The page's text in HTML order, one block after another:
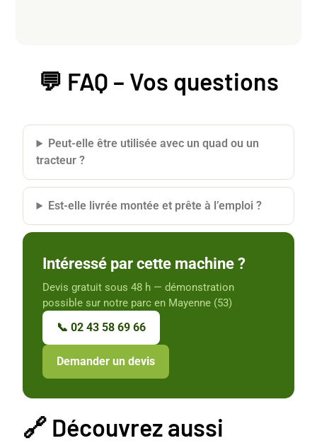
💬 FAQ – Vos questions
Peut-elle être utilisée avec un quad ou un
tracteur ?
Est-elle livrée montée et prête à l’emploi ?
Intéressé par cette machine ?
Devis gratuit sous 48 h — démonstration
possible sur notre parc en Mayenne (53)
📞 02 43 58 69 66
Demander un devis
🔗 Découvrez aussi